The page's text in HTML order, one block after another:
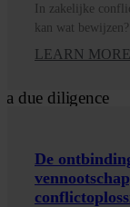
In zakelijke
kan wat bewijzen?
LEARN MORE
De